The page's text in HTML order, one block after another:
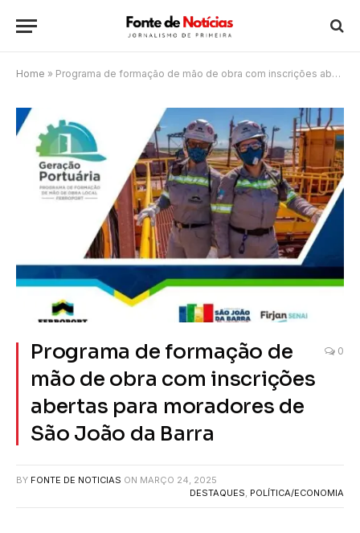
Home » Programa de formação de mão de obra com inscrições abertas para moradores de São João da Barra
Programa de formação de
mão de obra com inscrições
abertas para moradores de
São João da Barra
0
BY FONTE DE NOTICIAS ON MARÇO 24, 2025
DESTAQUES POLÍTICA/ECONOMIA